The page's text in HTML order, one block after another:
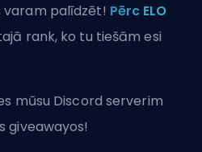
varam palīdzēt! Pērc ELO
rank, ko tu tiešām esi
mūsu Discord serverim
giveawayos!